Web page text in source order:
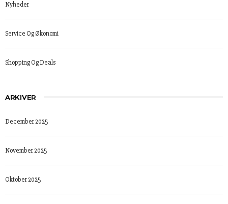
Nyheder
Service Og Økonomi
Shopping Og Deals
ARKIVER
December 2025
November 2025
Oktober 2025